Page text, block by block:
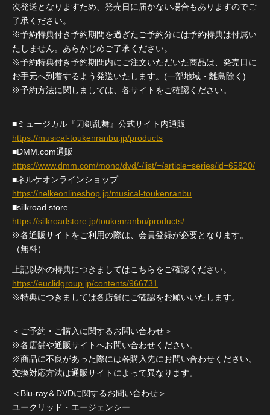
次発送となりますため、発売日に届かない場合もありますのでご
了承ください。
※予約特典付き予約期間を過ぎたご予約分には予約特典は付属い
たしません。あらかじめご了承ください。
※予約特典付き予約期間内にご注文いただいた商品は、発売日に
お手元へ到着するよう発送いたします。(一部地域・離島除く)
※予約方法に関しましては、各サイトをご確認ください。
■ミュージカル『刀剣乱舞』公式サイト内通販
https://musical-toukenranbu.jp/products
■DMM.com通販
https://www.dmm.com/mono/dvd/-/list/=/article=series/id=65820/
■ネルケオンラインショップ
https://nelkeonlineshop.jp/musical-toukenranbu
■silkroad store
https://silkroadstore.jp/toukenranbu/products/
※各通販サイトをご利用の際は、会員登録が必要となります。
（無料）
上記以外の特典につきましてはこちらをご確認ください。
https://euclidgroup.jp/contents/966731
※特典につきましては各店舗にご確認をお願いいたします。
＜ご予約・ご購入に関するお問い合わせ＞
※各店舗や通販サイトへお問い合わせください。
※商品に不良があった際には各購入先にお問い合わせください。
交換対応方法は通販サイトによって異なります。
＜Blu-ray＆DVDに関するお問い合わせ＞
ユークリッド・エージェンシー